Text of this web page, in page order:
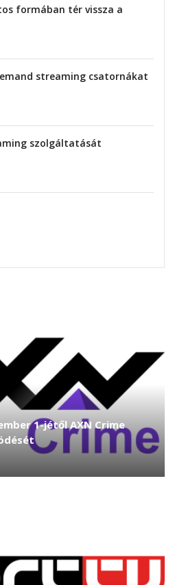
formában tér vissza a
streaming csatornákat
szolgáltatását
1-jétől AXN Crime